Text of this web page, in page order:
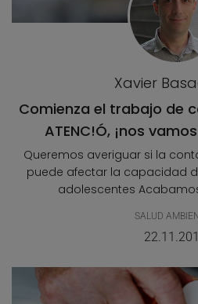
Xavier
Comienza el trabajo de
ATENC!Ó, ¡nos
Queremos averiguar si la
puede afectar la capacidad
adolescentes
SALUD